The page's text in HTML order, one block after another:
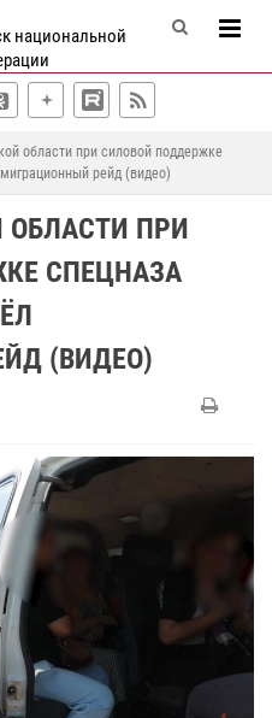
национальной
области при силовой поддержке
рейд (видео)
ПРИ
СПЕЦНАЗА
(ВИДЕО)